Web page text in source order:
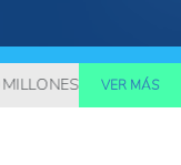
DE PERSONAS
VER MÁS